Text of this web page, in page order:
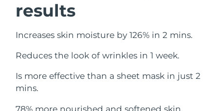
results
Increases skin moisture by 126% in 2 mins.
Reduces the look of wrinkles in 1 week.
Is more effective than a sheet mask in just 2
mins.
78% more nourished and softened skin.
Omã
Filipinas Entrega prevista 11.08.2026
Polônia Entrega prevista09.08.2026
Portugal Entrega prevista 08.08.2026